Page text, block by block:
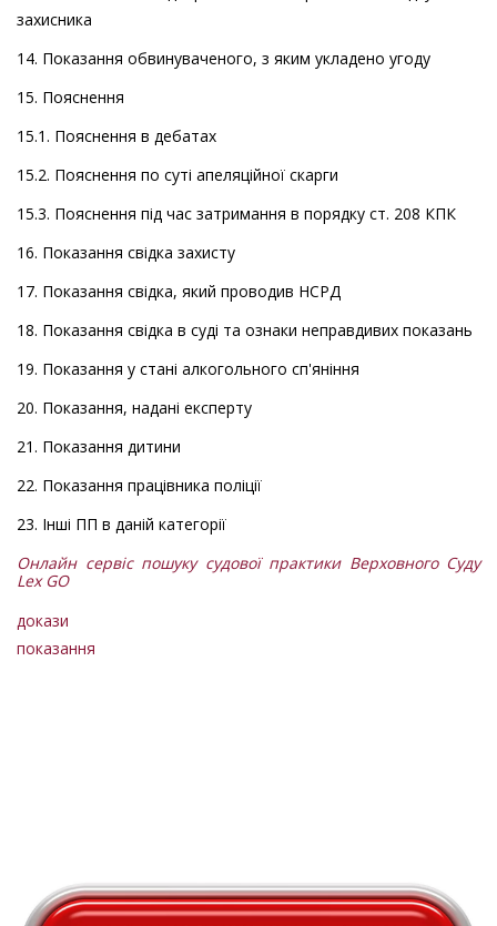
захисника
14. Показання обвинуваченого, з яким укладено угоду
15. Пояснення
15.1. Пояснення в дебатах
15.2. Пояснення по суті апеляційної скарги
15.3. Пояснення під час затримання в порядку ст. 208 КПК
16. Показання свідка захисту
17. Показання свідка, який проводив НСРД
18. Показання свідка в суді та ознаки неправдивих показань
19. Показання у стані алкогольного сп'яніння
20. Показання, надані експерту
21. Показання дитини
22. Показання працівника поліції
23. Інші ПП в даній категорії
Онлайн сервіс пошуку судової практики Верховного Суду
Lex GO
докази
показання